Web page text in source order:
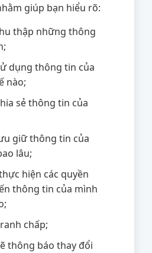
giúp bạn hiểu rõ:
thập những thông
dụng thông tin của
nào;
sẻ thông tin của
giữ thông tin của
lâu;
hiện các quyền
thông tin của mình
chấp;
thông báo thay đổi